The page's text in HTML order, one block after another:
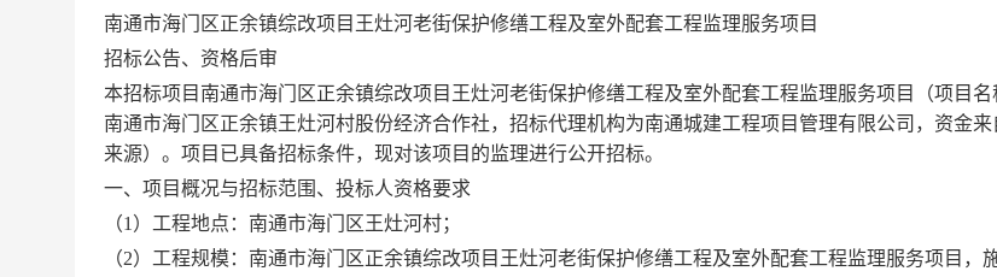
南通市海门区正余镇综改项目王灶河老街保护修缮工程及室外配套工程监理服务项目
招标公告、资格后审
本招标项目 南通市海门区正余镇综改项目王灶河老街保护修缮工程及室外配套工程监理服务项目 （项目名
南通市海门区正余镇王灶河村股份经济合作社，招标代理机构为南通城建工程项目管理有限公司 ， 资金来
来源）。项目已具备招标条件，现对该项目的监理进行公开招标。
一、 项目概况与招标范围、投标人资格要求
（1）工程地点：南通市海门区王灶河村；
（2） 工程规模： 南通市海门区正余镇综改项目王灶河老街保护修缮工程及室外配套工程监理服务项目，